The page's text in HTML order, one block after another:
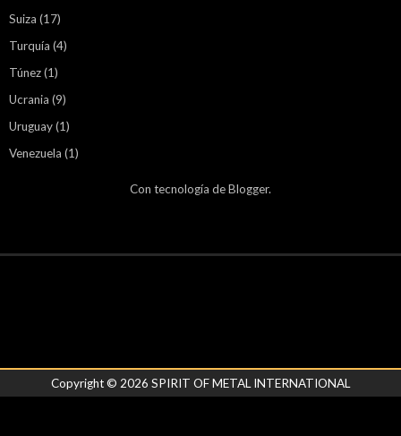
Suiza (17)
Turquía (4)
Túnez(1)
Ucrania (9)
Uruguay(1)
Venezuela (1)
Con tecnología deBlogger.
Copyright © 2026 SPIRIT OF METAL INTERNATIONAL